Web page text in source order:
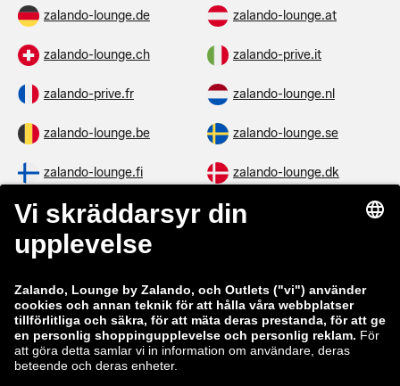
zalando-lounge.de zalando-lounge.at
zalando-lounge.ch zalando-prive.it
zalando-prive.fr zalando-lounge.nl
zalando-lounge.be zalando-lounge.se
zalando-lounge.fi zalando-lounge.dk
zalando-lounge.co.uk zalando-lounge.pl
zalando-prive.es
zalando-lounge.lt zalando-lounge.sk
zalando-lounge.ro zalando-lounge.hr
zalando-lounge.si